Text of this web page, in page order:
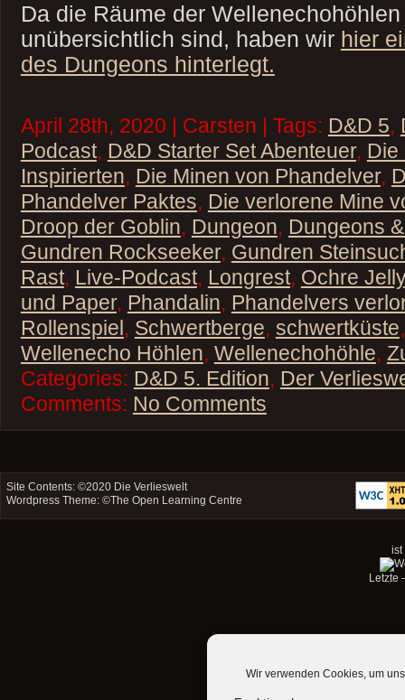
Wir verwenden Cookies, um
Da die Räume der
unübersichtlich sind, haben wir hier
des Dungeons hinterlegt.
April 28th, 2020 | Carsten | Tags: D&D 5,
Podcast, D&D Starter Set Abenteuer, Die
Inspirierten, Die Minen von Phandelver,
Phandelver Paktes, Die verlorene Mine
Droop der Goblin, Dungeon, Dungeons
Gundren Rockseeker, Gundren
Rast, Live-Podcast, Longrest, Ochre Jelly
und Paper, Phandalin, Phandelvers
Rollenspiel , Schwertberge, schwertküste
Wellenecho Höhlen, Wellenechohöhle,
Categories: D&D 5. Edition, Der
Comments: No Comments
Site Contents: ©2020 Die Verlieswelt
Wordpress Theme: ©The Open Learning Centre
ist
Letzte